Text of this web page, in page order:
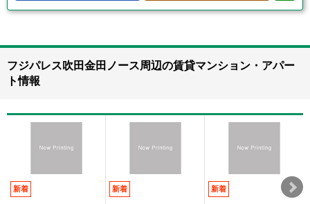
フジパレス吹田金田ノース周辺の賃貸マンション・アパー
ト情報
新着 新着 新着